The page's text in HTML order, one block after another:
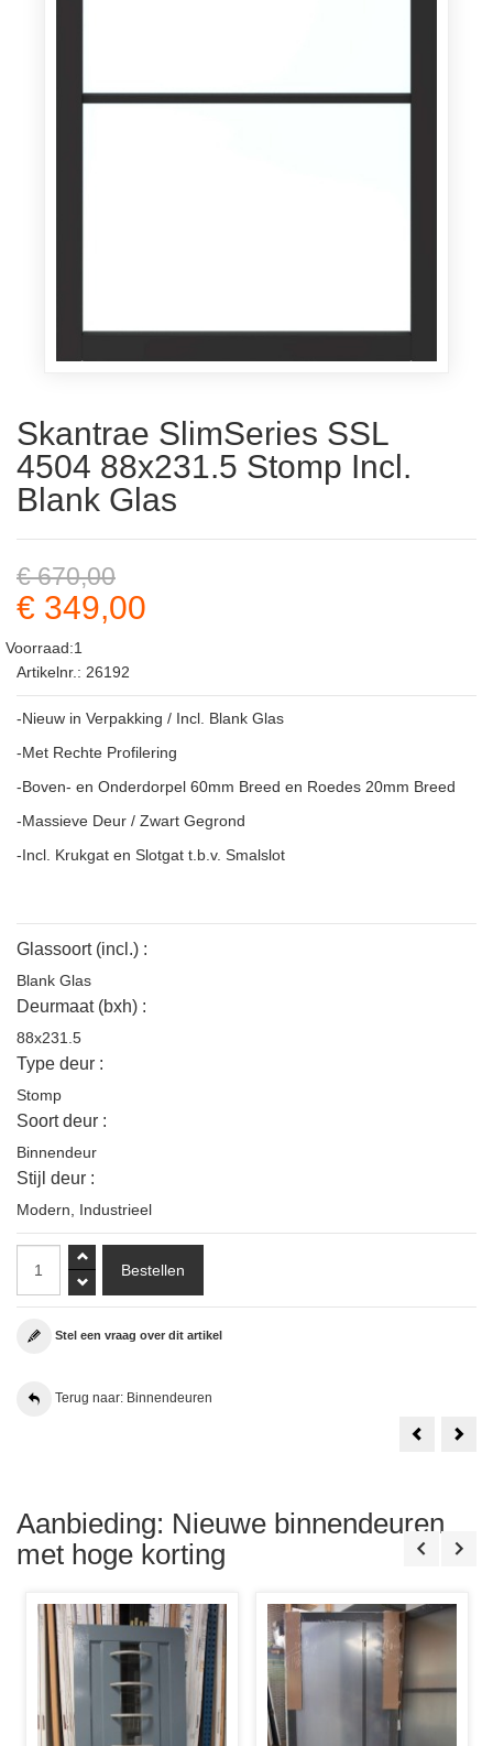
Skantrae SlimSeries SSL
4504 88x231.5 Stomp Incl.
Blank Glas
€ 670,00
€ 349,00
Voorraad:1
Artikelnr.: 26192
-Nieuw in Verpakking / Incl. Blank Glas
-Met Rechte Profilering
-Boven- en Onderdorpel 60mm Breed en Roedes 20mm Breed
-Massieve Deur / Zwart Gegrond
-Incl. Krukgat en Slotgat t.b.v. Smalslot
Glassoort (incl.) :
Blank Glas
Deurmaat (bxh) :
88x231.5
Type deur :
Stomp
Soort deur :
Binnendeur
Stijl deur :
Modern Industrieel
Stel een vraag over dit artikel
Terug naar: Binnendeuren
Weekamp
WK6852
in
Lood
D6
Aanbieding: Nieuwe binnendeuren
met hoge korting